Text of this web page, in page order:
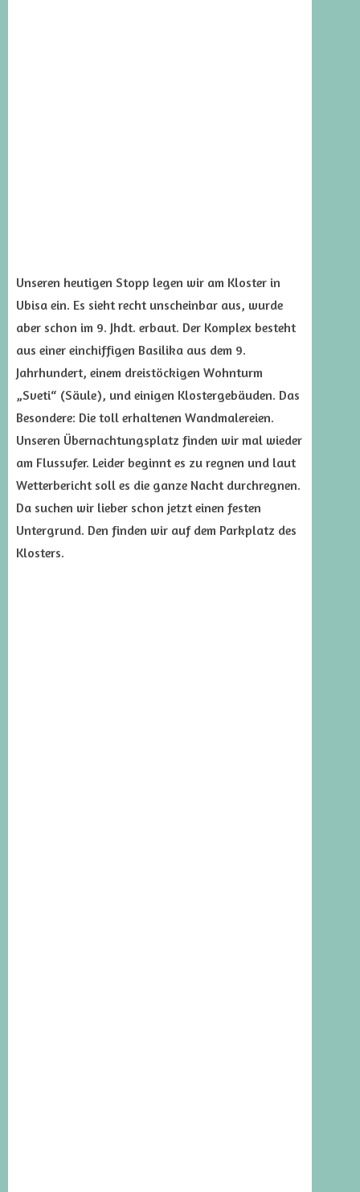
Unseren heutigen Stopp legen wir am Kloster in
Ubisa ein. Es sieht recht unscheinbar aus, wurde
aber schon im 9. Jhdt. erbaut. Der Komplex besteht
aus einer einchiffigen Basilika aus dem 9.
Jahrhundert, einem dreistöckigen Wohnturm
„Sveti“ (Säule), und einigen Klostergebäuden. Das
Besondere: Die toll erhaltenen Wandmalereien.
Unseren Übernachtungsplatz finden wir mal wieder
am Flussufer. Leider beginnt es zu regnen und laut
Wetterbericht soll es die ganze Nacht durchregnen.
Da suchen wir lieber schon jetzt einen festen
Untergrund. Den finden wir auf dem Parkplatz des
Klosters.